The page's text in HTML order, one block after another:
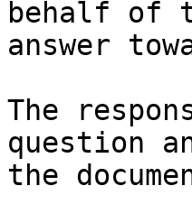
behalf of
answer
The
question
the